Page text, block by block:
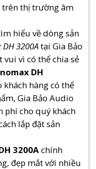
trên thị trường âm
hiểu về dòng sản
3200Atại Gia Bảo
vì có thể chia sẻ
DH
hàng có thể
Gia Bảo Audio
phí cho quý khách
lắp đặt sản
3200Achính
đẹp mắt với nhiều